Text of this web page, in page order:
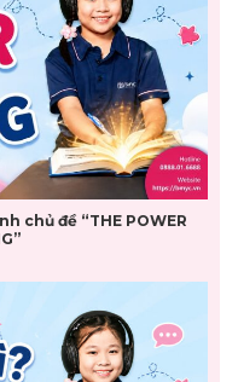
chủ đề “THE POWER